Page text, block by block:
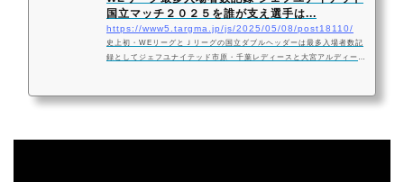
国立マッチ２０２５を誰が支え選手は...
https://www5.targma.jp/js/2025/05/08/post18110/
史上初・WEリーグとＪリーグの国立ダブルヘッダーは最多入場者数記
録としてジェフユナイテッド市原・千葉レディースと大宮アルディージ